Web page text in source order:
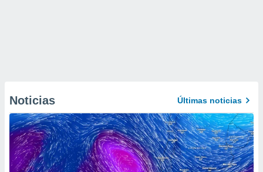
Noticias Últimas noticias